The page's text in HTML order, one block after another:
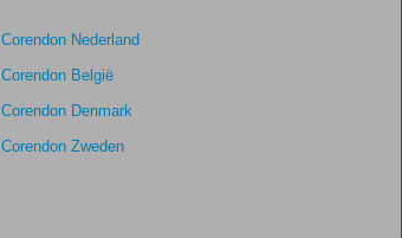
Corendon Nederland
Corendon België
Corendon Denmark
Corendon Zweden